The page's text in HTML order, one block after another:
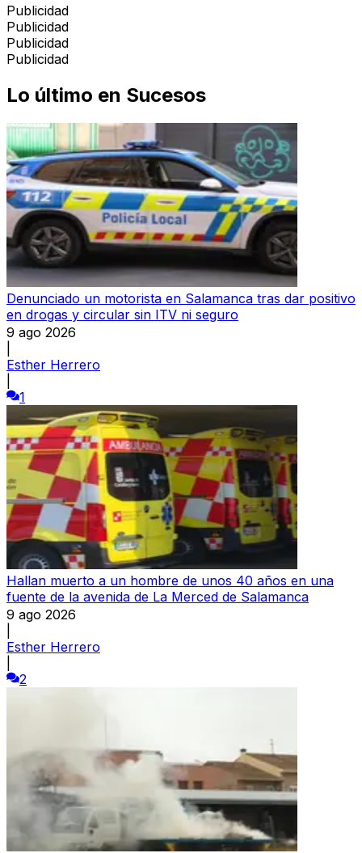
Publicidad
Publicidad
Publicidad
Publicidad
Lo último en Sucesos
Denunciado un motorista en Salamanca tras dar positivo
en drogas y circular sin ITV ni seguro
9 ago 2026
Esther Herrero
1
Hallan muerto a un hombre de unos 40 años en una
fuente de la avenida de La Merced de Salamanca
9 ago 2026
Esther Herrero
2